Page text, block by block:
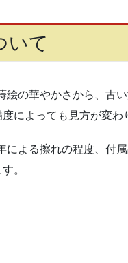
いて
の華やかさから、古
によっても見方が変わ
よる擦れの程度、付
。